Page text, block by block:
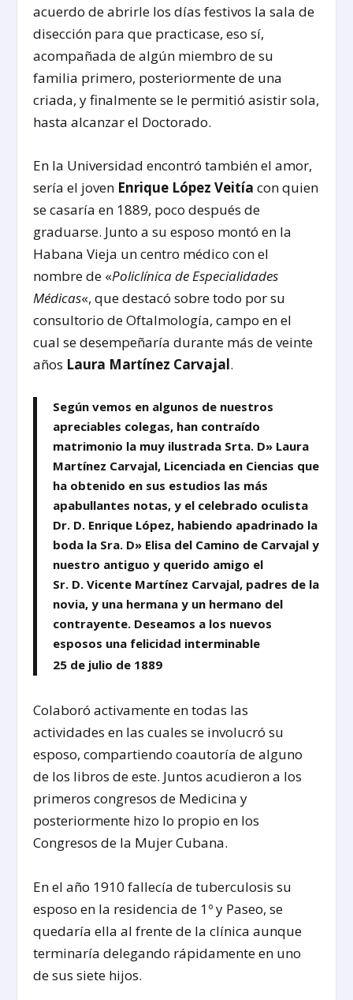
acuerdo de abrirle los días festivos la sala de
disección para que practicase, eso sí,
acompañada de algún miembro de su
familia primero, posteriormente de una
criada, y finalmente se le permitió asistir sola,
hasta alcanzar el Doctorado.
En la Universidad encontró también el amor,
sería el joven Enrique López Veitía con quien
se casaría en 1889, poco después de
graduarse. Junto a su esposo montó en la
Habana Vieja un centro médico con el
nombre de «Policlínica de Especialidades
Médicas«, que destacó sobre todo por su
consultorio de Oftalmología, campo en el
cual se desempeñaría durante más de veinte
años Laura Martínez Carvajal.
Según vemos en algunos de nuestros
apreciables colegas, han contraído
matrimonio la muy ilustrada Srta. D» Laura
Martínez Carvajal, Licenciada en Ciencias que
ha obtenido en sus estudios las más
apabullantes notas, y el celebrado oculista
Dr. D. Enrique López, habiendo apadrinado la
boda la Sra. D» Elisa del Camino de Carvajal y
nuestro antiguo y querido amigo el
Sr. D. Vicente Martínez Carvajal, padres de la
novia, y una hermana y un hermano del
contrayente. Deseamos a los nuevos
esposos una felicidad interminable
25 de julio de 1889
Colaboró activamente en todas las
actividades en las cuales se involucró su
esposo, compartiendo coautoría de alguno
de los libros de este. Juntos acudieron a los
primeros congresos de Medicina y
posteriormente hizo lo propio en los
Congresos de la Mujer Cubana.
En el año 1910 fallecía de tuberculosis su
esposo en la residencia de 1º y Paseo, se
quedaría ella al frente de la clínica aunque
terminaría delegando rápidamente en uno
de sus siete hijos.